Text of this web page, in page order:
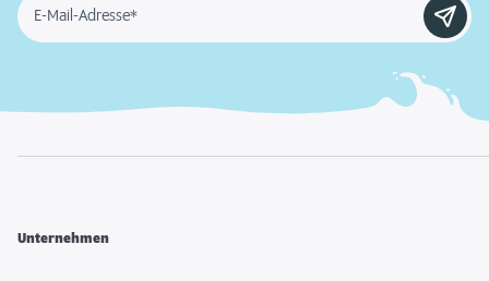
E-Mail-Adresse*
Unternehmen